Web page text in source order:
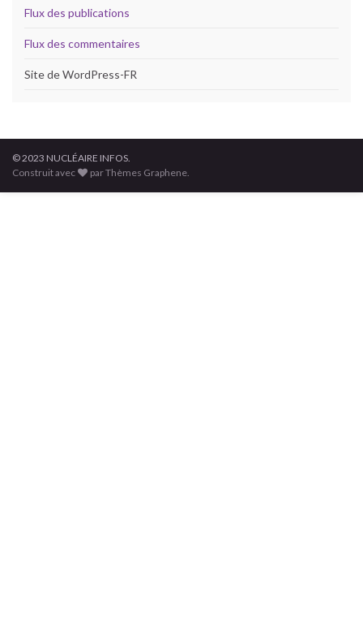
Flux des publications
Flux des commentaires
Site de WordPress-FR
© 2023 NUCLÉAIRE INFOS.
Construit avec
par Thèmes Graphene.